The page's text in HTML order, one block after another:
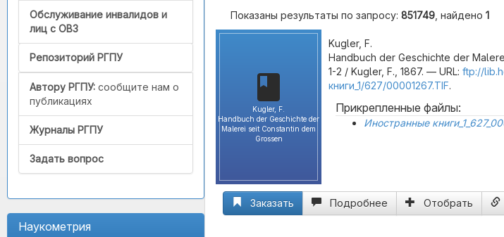
Обслуживание инвалидов и
лиц с ОВЗ
Репозиторий РГПУ
Автору РГПУ: сообщите нам о
публикациях
Журналы РГПУ
Задать вопрос
Наукометрия
Показаны результаты по запросу: 851749 , найдено 1
Kugler, F.
Handbuch der Geschichte der
Malerei seit Constantin dem
Grossen
Kugler, F.
Handbuch der Geschichte der
1-2 / Kugler, F., 1867. — URL: ftp://
книги_1/627/00001267.TIF.
Прикрепленные файлы:
Иностранные
Заказать Подробнее Отобрать